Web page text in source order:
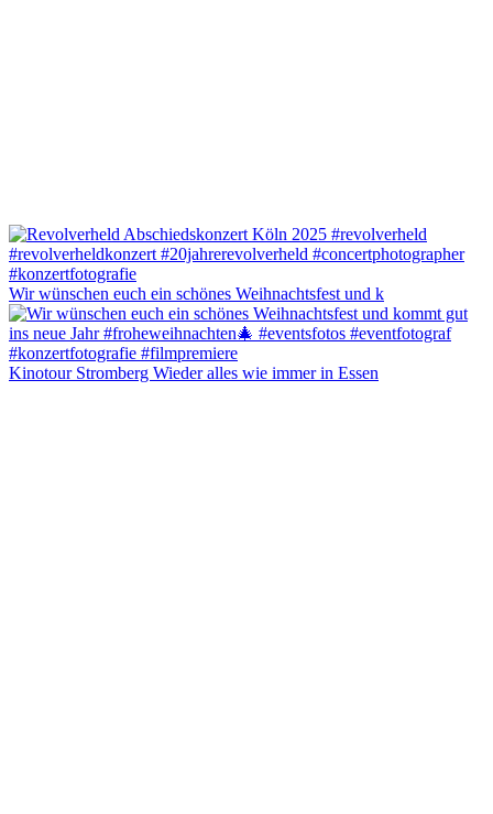
Wir wünschen euch ein schönes Weihnachtsfest und k
Kinotour Stromberg Wieder alles wie immer in Essen